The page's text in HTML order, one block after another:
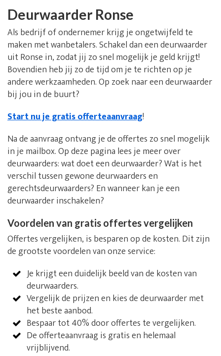
Deurwaarder Ronse
Als bedrijf of ondernemer krijg je ongetwijfeld te
maken met wanbetalers. Schakel dan een deurwaarder
uit Ronse in, zodat jij zo snel mogelijk je geld krijgt!
Bovendien heb jij zo de tijd om je te richten op je
andere werkzaamheden. Op zoek naar een deurwaarder
bij jou in de buurt?
Start nu je gratis offerteaanvraag!
Na de aanvraag ontvang je de offertes zo snel mogelijk
in je mailbox. Op deze pagina lees je meer over
deurwaarders: wat doet een deurwaarder? Wat is het
verschil tussen gewone deurwaarders en
gerechtsdeurwaarders? En wanneer kan je een
deurwaarder inschakelen?
Voordelen van gratis offertes vergelijken
Offertes vergelijken, is besparen op de kosten. Dit zijn
de grootste voordelen van onze service:
Je krijgt een duidelijk beeld van de kosten van
deurwaarders.
Vergelijk de prijzen en kies de deurwaarder met
het beste aanbod.
Bespaar tot 40% door offertes te vergelijken.
De offerteaanvraag is gratis en helemaal
vrijblijvend.